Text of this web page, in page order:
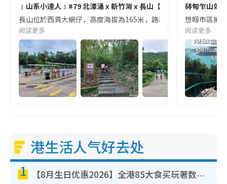
﹝山系小達人﹞#79 北潭涌 x 斬竹灣 x 長山【西貢】
長山位於西貢大網仔，高度海拔為165米，路段是往來鯽魚湖、
阅读更多
砵甸乍山郊
想喺市區擁
阅读更多
港生活人气好去处
1 【8月生日优惠2026】全港85大食买玩著数攻略 自助餐/火锅放题同行免费＋诚品/DONKI送现金券